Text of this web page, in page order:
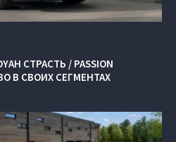
СТРАСТЬ / PASSION
В СВОИХ СЕГМЕНТАХ